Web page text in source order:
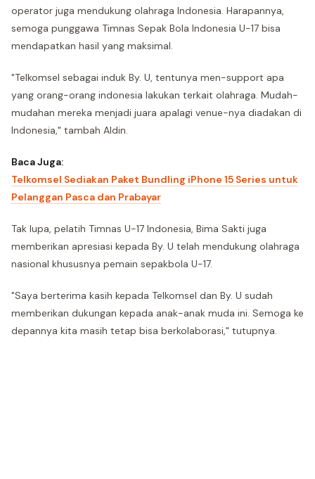
operator juga mendukung olahraga Indonesia. Harapannya,
semoga punggawa Timnas Sepak Bola Indonesia U-17 bisa
mendapatkan hasil yang maksimal.
"Telkomsel sebagai induk By. U, tentunya men-support apa
yang orang-orang indonesia lakukan terkait olahraga. Mudah-
mudahan mereka menjadi juara apalagi venue-nya diadakan di
Indonesia," tambah Aldin.
Baca Juga:
Telkomsel Sediakan Paket Bundling iPhone 15 Series untuk
Pelanggan Pasca dan Prabayar
Tak lupa, pelatih Timnas U-17 Indonesia, Bima Sakti juga
memberikan apresiasi kepada By. U telah mendukung olahraga
nasional khususnya pemain sepakbola U-17.
"Saya berterima kasih kepada Telkomsel dan By. U sudah
memberikan dukungan kepada anak-anak muda ini. Semoga ke
depannya kita masih tetap bisa berkolaborasi," tutupnya.